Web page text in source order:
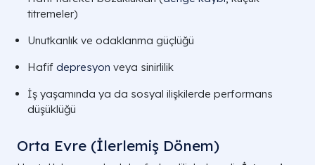
titremeler)
Unutkanlık ve odaklanma güçlüğü
Hafif depresyon veya sinirlilik
İş yaşamında ya da sosyal ilişkilerde performans
düşüklüğü
Orta Evre (İlerlemiş Dönem)